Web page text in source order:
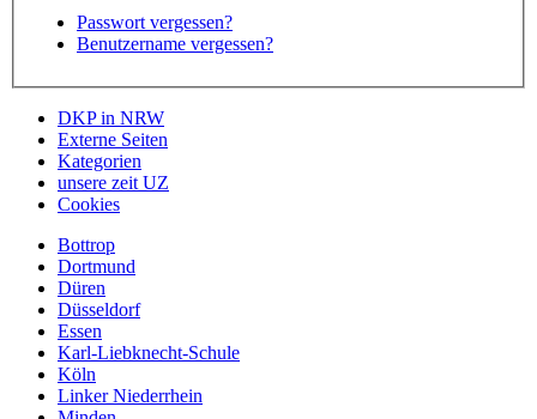
Passwort vergessen?
Benutzername vergessen?
DKP in NRW
Externe Seiten
Kategorien
unsere zeit UZ
Cookies
Bottrop
Dortmund
Düren
Düsseldorf
Essen
Karl-Liebknecht-Schule
Köln
Linker Niederrhein